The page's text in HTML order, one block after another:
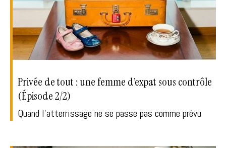
Privée de tout : une femme d’expat sous contrôle
(Épisode 2/2)
Quand l'atterrissage ne se passe pas comme prévu